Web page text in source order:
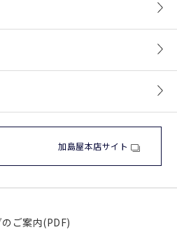
加島屋本店サイト
ご案内(PDF)